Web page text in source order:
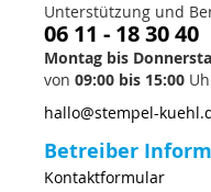
Unterstützung und
06 11 - 18 30 40
Montag bis
von 09:00 bis 15:00
hallo@stempel-
Betreiber
Kontaktformular